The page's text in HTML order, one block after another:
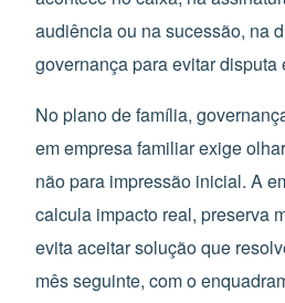
audiência ou na sucessão, na
governança para evitar disputa
No plano de família,
em empresa familiar exige
não para impressão inicial. A
calcula impacto real, preserva
evita aceitar solução que
mês seguinte, com o